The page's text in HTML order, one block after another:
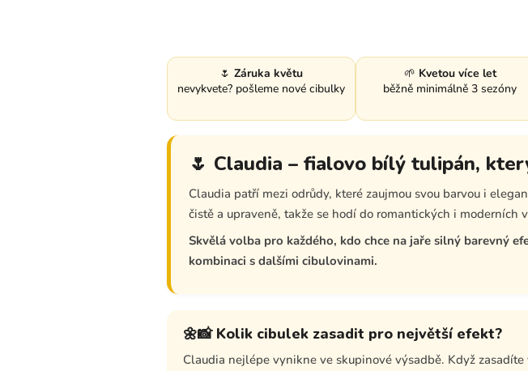
🌷 Záruka květu
nevykvete? pošleme nové cibulky
🌱 Kvetou více let
běžně minimálně 3 sezóny
🌷 Claudia – fialovo bílý tulipán,
Claudia patří mezi odrůdy, které zaujmou svou barvou i
čistě a upraveně, takže se hodí do romantických i moderních
Skvělá volba pro každého, kdo chce na jaře silný barevný
kombinaci s dalšími cibulovinami.
🌼📸 Kolik cibulek zasadit pro největší efekt?
Claudia nejlépe vynikne ve skupinové výsadbě. Když